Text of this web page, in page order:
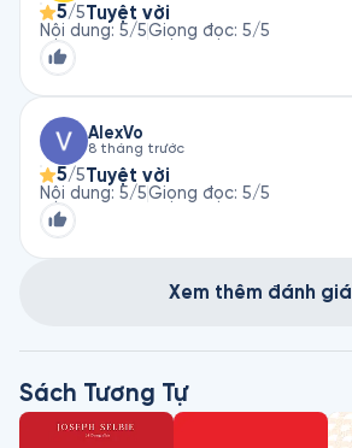
5/5Tuyệt vời
Nội dung: 5/5Giọng đọc: 5/5
AlexVo
8 tháng trước
5/5Tuyệt vời
Nội dung: 5/5Giọng đọc: 5/5
Xem thêm đánh giá
Sách Tương Tự